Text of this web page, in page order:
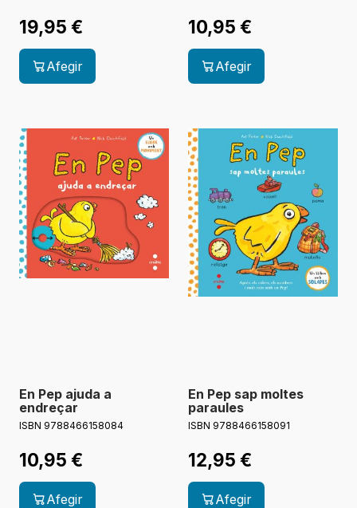
19,95 €
Afegir
10,95 €
Afegir
En Pep ajuda a
endreçar
ISBN 9788466158084
10,95 €
Afegir
En Pep sap moltes
paraules
ISBN 9788466158091
12,95 €
Afegir